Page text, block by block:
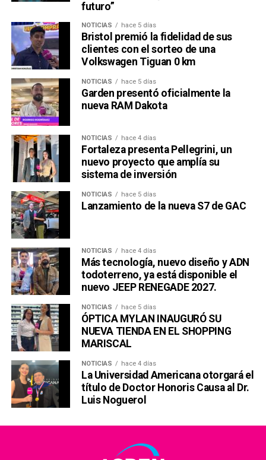
futuro”
NOTICIAS hace 5 días
Bristol premió la fidelidad de sus
clientes con el sorteo de una
Volkswagen Tiguan 0 km
NOTICIAS hace 5 días
Garden presentó oficialmente la
nueva RAM Dakota
NOTICIAS hace 4 días
Fortaleza presenta Pellegrini, un
nuevo proyecto que amplía su
sistema de inversión
NOTICIAS hace 5 días
Lanzamiento de la nueva S7 de GAC
NOTICIAS hace 4 días
Más tecnología, nuevo diseño y ADN
todoterreno, ya está disponible el
nuevo JEEP RENEGADE 2027.
NOTICIAS hace 5 días
ÓPTICA MYLAN INAUGURÓ SU
NUEVA TIENDA EN EL SHOPPING
MARISCAL
NOTICIAS hace 4 días
La Universidad Americana otorgará el
título de Doctor Honoris Causa al Dr.
Luis Noguerol